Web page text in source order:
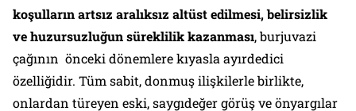
koşulların artsız aralıksız altüst edilmesi, belirsizlik
ve huzursuzluğun süreklilik kazanması, burjuvazi
çağının önceki dönemlere kıyasla ayırdedici
özelliğidir. Tüm sabit, donmuş ilişkilerle birlikte,
onlardan türeyen eski, saygıdeğer görüş ve önyargılar